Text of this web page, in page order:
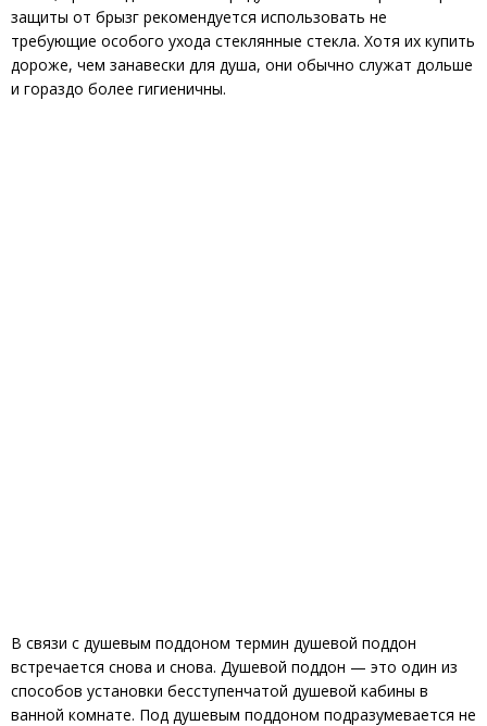
защиты от брызг рекомендуется использовать не
требующие особого ухода стеклянные стекла. Хотя их купить
дороже, чем занавески для душа, они обычно служат дольше
и гораздо более гигиеничны.
В связи с душевым поддоном термин душевой поддон
встречается снова и снова. Душевой поддон — это один из
способов установки бесступенчатой ​​душевой кабины в
ванной комнате. Под душевым поддоном подразумевается не